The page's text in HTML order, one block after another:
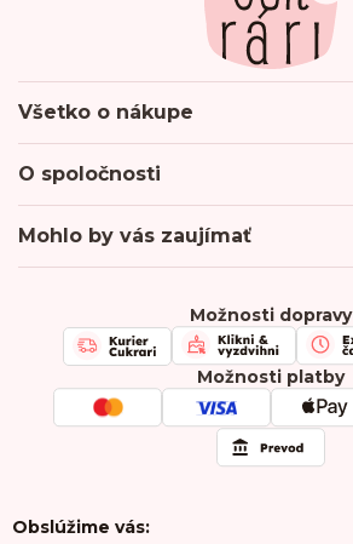
Všetko o nákupe
Obchodné podmienky
Doprava a platba
O spoločnosti
Hodnotenie obchodu
Mohlo by vás zaujímať
Chránená dielňa
Možnosti dopravy
Možnosti platby
Obslúžime vás: